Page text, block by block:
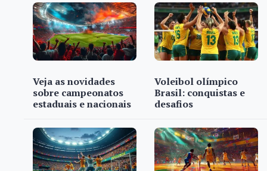
Veja as novidades
sobre campeonatos
estaduais e nacionais
Voleibol olímpico
Brasil: conquistas e
desafios